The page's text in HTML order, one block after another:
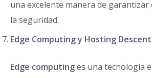
una excelente manera de
la seguridad.
Edge Computing y Hosting
Edge computinges una tecnología